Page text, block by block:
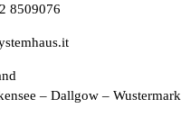
8509076
– Dallgow – Wustermark